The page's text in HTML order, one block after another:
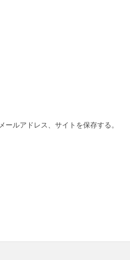
ルアドレス、サイトを保存する。